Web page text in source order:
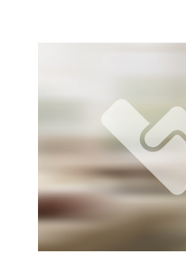
Animale de companie